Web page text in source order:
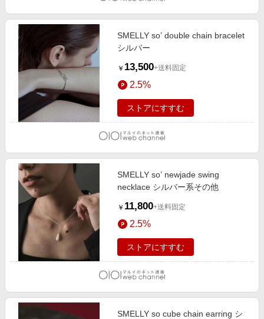
SMELLY so’ double chain bracelet
シルバー
￥ 13,500+送料固定
2.5%
ストアにすすむ
SMELLY so’ newjade swing
necklace シルバー系その他
￥ 11,800+送料固定
2.5%
ストアにすすむ
SMELLY so cube chain earring シ